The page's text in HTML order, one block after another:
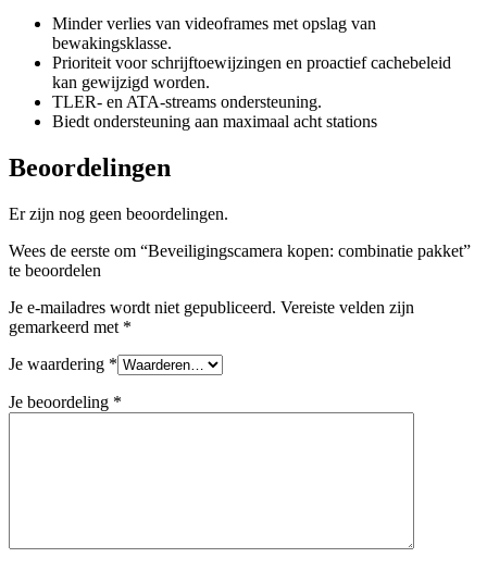
Minder verlies van videoframes met opslag van
bewakingsklasse.
Prioriteit voor schrijftoewijzingen en proactief cachebeleid
kan gewijzigd worden.
TLER- en ATA-streams ondersteuning.
Biedt ondersteuning aan maximaal acht stations
Beoordelingen
Er zijn nog geen beoordelingen.
Wees de eerste om “Beveiligingscamera kopen: combinatie pakket”
te beoordelen
Je e-mailadres wordt niet gepubliceerd. Vereiste velden zijn
gemarkeerd met *
Je waardering *
Je beoordeling *